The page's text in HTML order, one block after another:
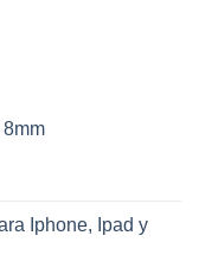
Iphone, Ipad y